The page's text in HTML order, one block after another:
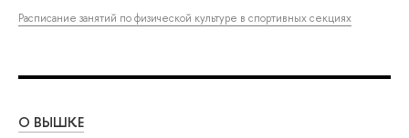
Расписание занятий по физической культуре в спортивных секциях
О ВЫШКЕ